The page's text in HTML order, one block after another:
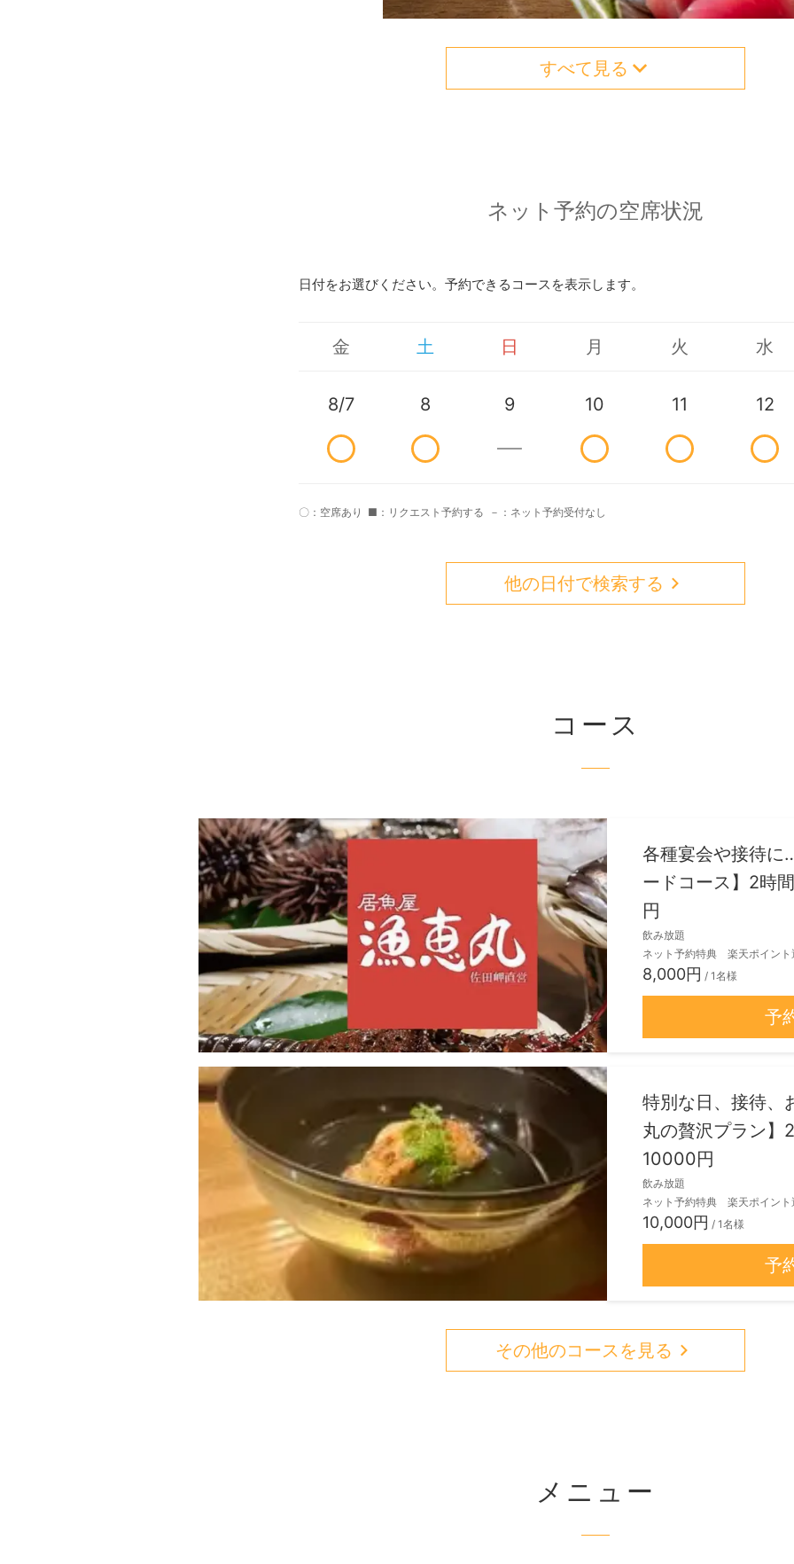
すべて見る
ネット予約の空席状況
日付をお選びください。予約できるコースを表示します。
金 土 日 月 火 水
8/7 8 9 10 11 12
〇：空席あり ■：リクエスト予約する －：ネット予約受付なし
他の日付で検索する
コース
各種宴会や接待に
ードコース】2時
円
飲み放題
ネット予約特典 楽天ポイント
8,000円 / 1名様
予
特別な日、接待、
丸の贅沢プラン】
10000円
飲み放題
ネット予約特典 楽天ポイント
10,000円 / 1名様
予
その他のコースを見る
メニュー